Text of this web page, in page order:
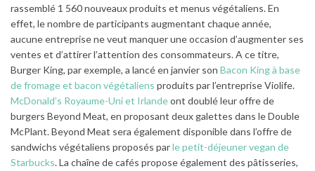
rassemblé 1 560 nouveaux produits et menus végétaliens. En
effet, le nombre de participants augmentant chaque année,
aucune entreprise ne veut manquer une occasion d’augmenter ses
ventes et d’attirer l’attention des consommateurs. A ce titre,
Burger King, par exemple, a lancé en janvier son Bacon King à base
de fromage et bacon végétaliens produits par l’entreprise Violife.
McDonald’s Royaume-Uni et Irlandeont doublé leur offre de
burgers Beyond Meat, en proposant deux galettes dans le Double
McPlant. Beyond Meat sera également disponible dans l’offre de
sandwichs végétaliens proposés parle petit-déjeuner vegan de
Starbucks. La chaîne de cafés propose également des pâtisseries,